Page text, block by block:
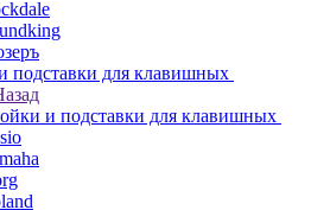
подставки для клавишных
и подставки для клавишных